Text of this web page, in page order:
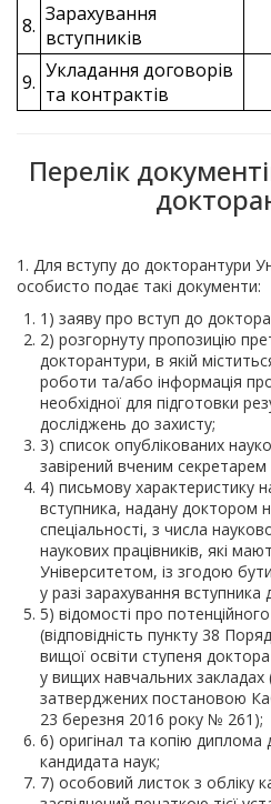
8. Зарахування
вступників
9. Укладання договорів
та контрактів
Перелік
1. Для вступу до докторантури
особисто подає такі документи:
1) заяву про вступ до
2) розгорнуту пропозицію
докторантури, в якій
роботи та/або інформація
необхідної для підготовки
досліджень до захисту;
3) список опублікованих
завірений вченим
4) письмову характеристику
вступника, надану доктором
спеціальності, з числа
наукових працівників, які
Університетом, із згодою
у разі зарахування
5) відомості про
(відповідність пункту 38
вищої освіти ступеня
у вищих навчальних закладах
затверджених постановою
23 березня 2016 року № 261);
6) оригінал та копію диплома
кандидата наук;
7) особовий листок з обліку